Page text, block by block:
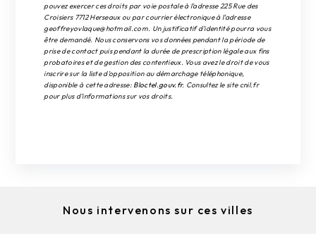
pouvez exercer ces droits par voie postale à l'adresse 225 Rue des
Croisiers 7712 Herseaux ou par courrier électronique à l'adresse
geoffreyovlaque@hotmail.com. Un justificatif d'identité pourra vous
être demandé. Nous conservons vos données pendant la période de
prise de contact puis pendant la durée de prescription légale aux fins
probatoires et de gestion des contentieux. Vous avez le droit de vous
inscrire sur la liste d'opposition au démarchage téléphonique,
disponible à cette adresse: Bloctel.gouv.fr. Consultez le site cnil.fr
pour plus d’informations sur vos droits.
Nous intervenons sur ces villes